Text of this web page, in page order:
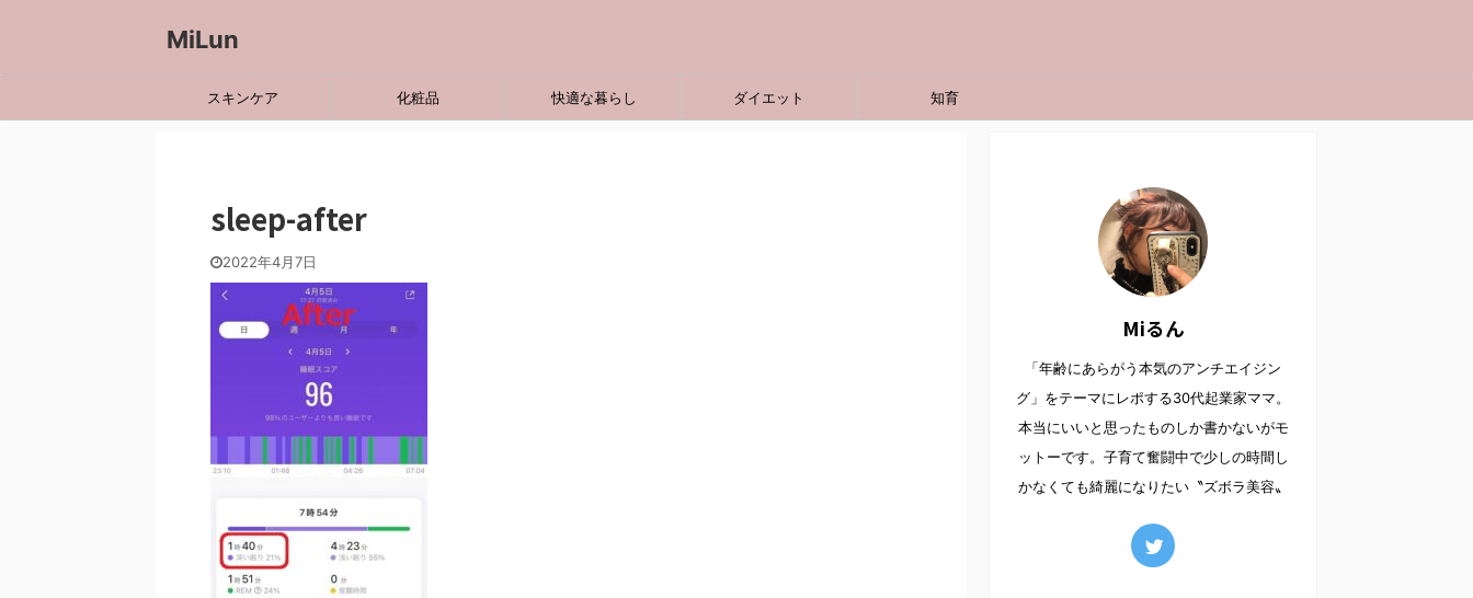
MiLun
スキンケア 化粧品 快適な暮らし ダイエット 知育
sleep-after
2022年4月7日
Miるん
「年齢にあらがう本気のアンチエイジン
グ」をテーマにレポする30代起業家ママ。
本当にいいと思ったものしか書かないがモ
ットーです。子育て奮闘中で少しの時間し
かなくても綺麗になりたい〝ズボラ美容〟